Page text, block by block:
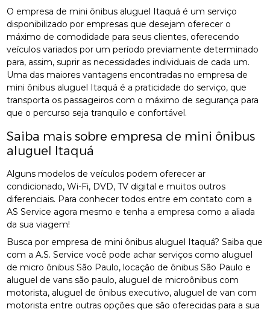
O empresa de mini ônibus aluguel Itaquá é um serviço
disponibilizado por empresas que desejam oferecer o
máximo de comodidade para seus clientes, oferecendo
veículos variados por um período previamente determinado
para, assim, suprir as necessidades individuais de cada um.
Uma das maiores vantagens encontradas no empresa de
mini ônibus aluguel Itaquá é a praticidade do serviço, que
transporta os passageiros com o máximo de segurança para
que o percurso seja tranquilo e confortável.
Saiba mais sobre empresa de mini ônibus
aluguel Itaquá
Alguns modelos de veículos podem oferecer ar
condicionado, Wi-Fi, DVD, TV digital e muitos outros
diferenciais. Para conhecer todos entre em contato com a
AS Service agora mesmo e tenha a empresa como a aliada
da sua viagem!
Busca por empresa de mini ônibus aluguel Itaquá? Saiba que
com a A.S. Service você pode achar serviços como aluguel
de micro ônibus São Paulo, locação de ônibus São Paulo e
aluguel de vans são paulo, aluguel de microônibus com
motorista, aluguel de ônibus executivo, aluguel de van com
motorista entre outras opções que são oferecidas para a sua